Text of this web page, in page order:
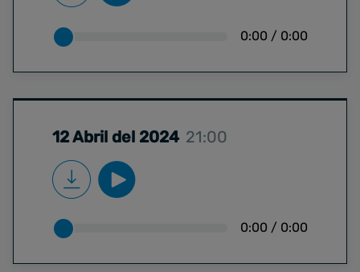
0:00 / 0:00
12 Abril del 2024 21:00
0:00 / 0:00